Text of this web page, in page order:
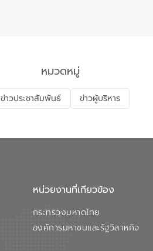
หมวดหมู่
ข่าวประชาสัมพันธ์ ข่าวผู้บริหาร
หน่วยงานที่เกียวข้อง
กระทรวงมหาดไทย
องค์การมหาชนและรัฐวิสาหกิจ